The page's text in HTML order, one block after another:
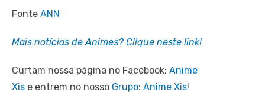
Fonte ANN
Mais notícias de Animes? Clique neste link!
Curtam nossa página no Facebook: Anime
Xis e entrem no nosso Grupo: Anime Xis!